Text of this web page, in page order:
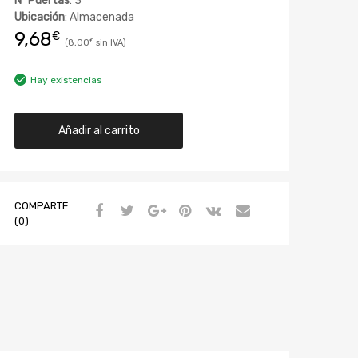
Ubicación: Almacenada
9,68€ 8,00€
Hay existencias
Añadir al carrito
COMPARTE
(0)